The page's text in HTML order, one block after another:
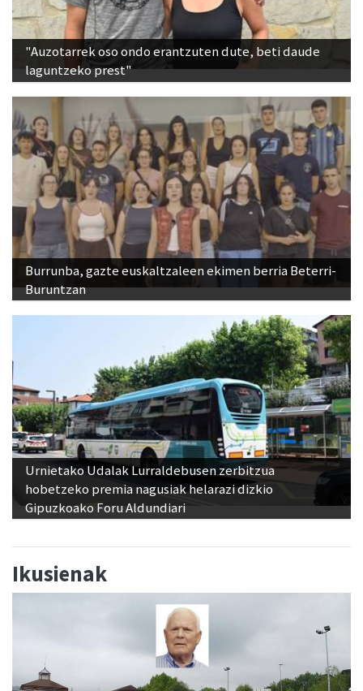
"Auzotarrek oso ondo erantzuten dute, beti daude
laguntzeko prest"
Burrunba, gazte euskaltzaleen ekimen berria Beterri-
Buruntzan
Urnietako Udalak Lurraldebusen zerbitzua
hobetzeko premia nagusiak helarazi dizkio
Gipuzkoako Foru Aldundiari
Ikusienak